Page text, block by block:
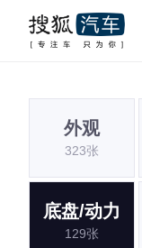
外观
323张
底盘/动力
129张